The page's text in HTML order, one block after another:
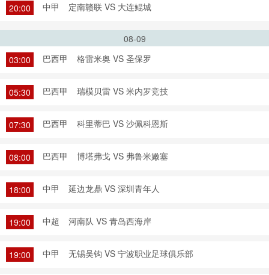
20:00 中甲 定南赣联 VS 大连鲲城
08-09
03:00
巴西甲 格雷米奥 VS 圣保罗
05:30 巴西甲 瑞模贝雷 VS 米内罗竞技
07:30 巴西甲 科里蒂巴 VS 沙佩科恩斯
08:00 巴西甲 博塔弗戈 VS 弗鲁米嫩塞
18:00 中甲 延边龙鼎 VS 深圳青年人
19:00 中超 河南队 VS 青岛西海岸
19:00 中甲 无锡吴钩 VS 宁波职业足球俱乐部